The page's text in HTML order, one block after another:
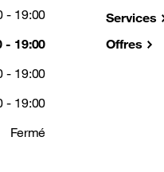
- 19:00
- 19:00
- 19:00
- 19:00
Fermé
Services
Offres